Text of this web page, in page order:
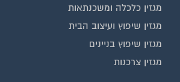
מגזין כלכלה ומשכנתאות
מגזין שיפוץ ועיצוב הבית
מגזין שיפוץ בניינים
מגזין צרכנות